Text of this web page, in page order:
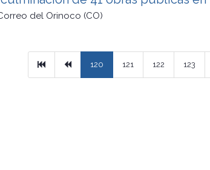
del Orinoco (CO)
PrimeraPrevious
120 121 122 123